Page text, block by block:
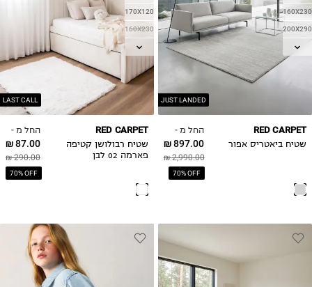
JUST LANDED
160X230
200X290
300X400
החל מ -
897.00 ₪
2,990.00 ₪
70% OFF
RED CARPET
שטיח ביאטריס אפור
LAST CALL
170X120
160X230
200X290
340X240
החל מ -
87.00 ₪
290.00 ₪
70% OFF
RED CARPET
שטיח רבולושן קטיפה
פארמה 02 לבן